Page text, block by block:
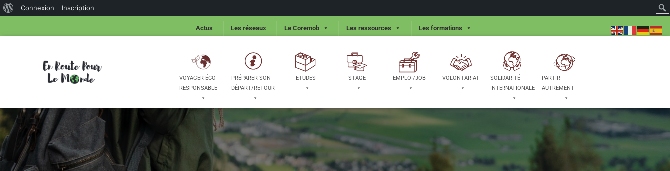
Connexion Inscription
Actus Les réseaux Le Coremob Les ressources Les formations
VOYAGER ÉCO-
RESPONSABLE
PRÉPARER SON
DÉPART/RETOUR
ETUDES STAGE EMPLOI/JOB VOLONTARIAT
SOLIDARITÉ
INTERNATIONALE
PARTIR
AUTREMENT